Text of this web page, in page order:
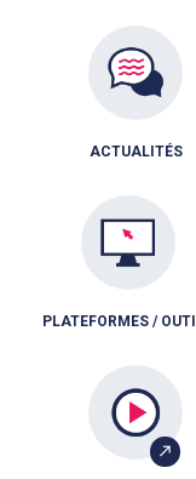
ACTUALITÉS
PLATEFORMES /